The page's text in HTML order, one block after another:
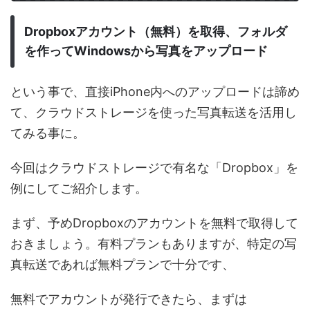
Dropboxアカウント（無料）を取得、フォルダ
を作ってWindowsから写真をアップロード
という事で、直接iPhone内へのアップロードは諦め
て、クラウドストレージを使った写真転送を活用し
てみる事に。
今回はクラウドストレージで有名な「Dropbox」を
例にしてご紹介します。
まず、予めDropboxのアカウントを無料で取得して
おきましょう。有料プランもありますが、特定の写
真転送であれば無料プランで十分です、
無料でアカウントが発行できたら、まずは